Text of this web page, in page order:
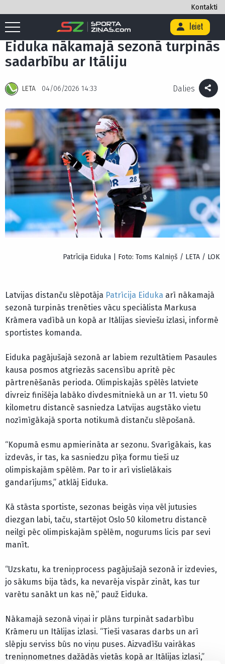
Kontakti
Ieiet
Sākums Eiduka nākamajā sezonā turpinās sadarbību ar Itāliju
Eiduka nākamajā sezonā turpinās
sadarbību ar Itāliju
LETA 04/06/2026 14:33 Dalies
Patrīcija Eiduka | Foto: Toms Kalniņš / LETA / LOK
Latvijas distanču slēpotāja Patrīcija Eiduka arī nākamajā
sezonā turpinās trenēties vācu speciālista Markusa
Krāmera vadībā un kopā ar Itālijas sieviešu izlasi, informē
sportistes komanda.
Eiduka pagājušajā sezonā ar labiem rezultātiem Pasaules
kausa posmos atgriezās sacensību apritē pēc
pārtrenēšanās perioda. Olimpiskajās spēlēs latviete
divreiz finišēja labāko divdesmitniekā un ar 11. vietu 50
kilometru distancē sasniedza Latvijas augstāko vietu
nozīmīgākajā sporta notikumā distanču slēpošanā.
“Kopumā esmu apmierināta ar sezonu. Svarīgākais, kas
izdevās, ir tas, ka sasniedzu pīķa formu tieši uz
olimpiskajām spēlēm. Par to ir arī vislielākais
gandarījums,” atklāj Eiduka.
Kā stāsta sportiste, sezonas beigās viņa vēl jutusies
diezgan labi, taču, startējot Oslo 50 kilometru distancē
neilgi pēc olimpiskajām spēlēm, nogurums licis par sevi
manīt.
“Uzskatu, ka treniņprocess pagājušajā sezonā ir izdevies,
jo sākums bija tāds, ka nevarēja vispār zināt, kas tur
varētu sanākt un kas nē,” pauž Eiduka.
Nākamajā sezonā viņai ir plāns turpināt sadarbību
Krāmeru un Itālijas izlasi. “Tieši vasaras darbs un arī
slēpju serviss būs no viņu puses. Aizvadīšu vairākas
treniņnometnes dažādās vietās kopā ar Itālijas izlasi,”